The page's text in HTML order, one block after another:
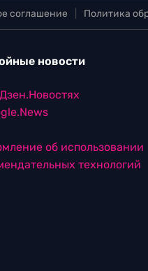
соглашение Политика
новости
Дзен.Новостях
об использовании
технологий